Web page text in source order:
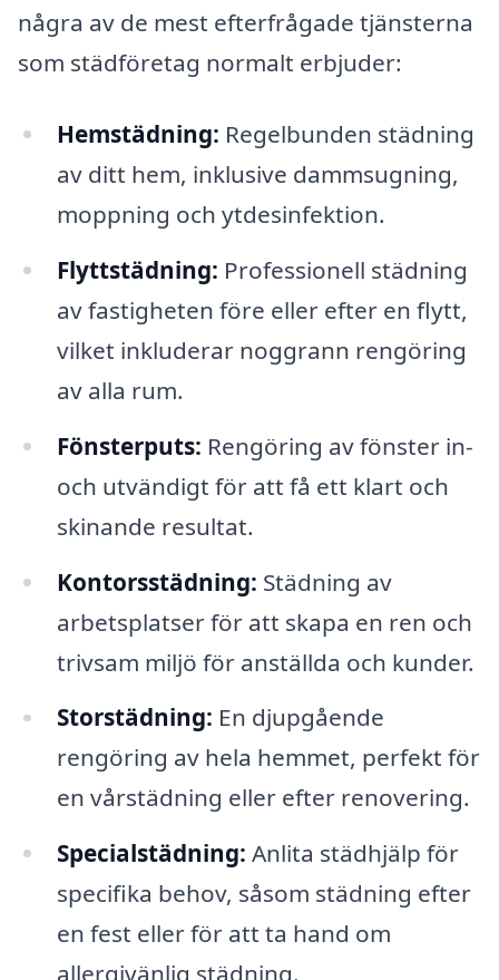
några av de mest efterfrågade tjänsterna
som städföretag normalt erbjuder:
Hemstädning: Regelbunden städning
av ditt hem, inklusive dammsugning,
moppning och ytdesinfektion.
Flyttstädning: Professionell städning
av fastigheten före eller efter en flytt,
vilket inkluderar noggrann rengöring
av alla rum.
Fönsterputs: Rengöring av fönster in-
och utvändigt för att få ett klart och
skinande resultat.
Kontorsstädning: Städning av
arbetsplatser för att skapa en ren och
trivsam miljö för anställda och kunder.
Storstädning: En djupgående
rengöring av hela hemmet, perfekt för
en vårstädning eller efter renovering.
Specialstädning: Anlita städhjälp för
specifika behov, såsom städning efter
en fest eller för att ta hand om
allergivänlig städning.